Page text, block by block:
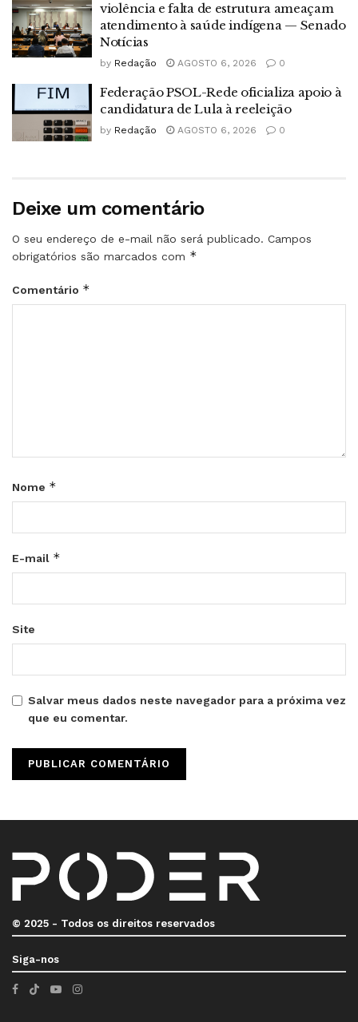
violência e falta de estrutura ameaçam
atendimento à saúde indígena — Senado
Notícias
by Redação AGOSTO 6, 2026 0
Federação PSOL-Rede oficializa apoio à
candidatura de Lula à reeleição
by Redação AGOSTO 6, 2026 0
Deixe um comentário
O seu endereço de e-mail não será publicado. Campos
obrigatórios são marcados com *
Comentário *
Nome *
E-mail *
Site
Salvar meus dados neste navegador para a próxima vez
que eu comentar.
© 2025 - Todos os direitos reservados
Siga-nos